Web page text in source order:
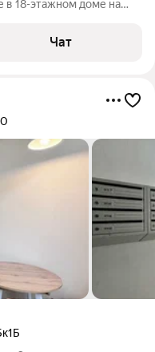
в 18-этажном доме на
Чат